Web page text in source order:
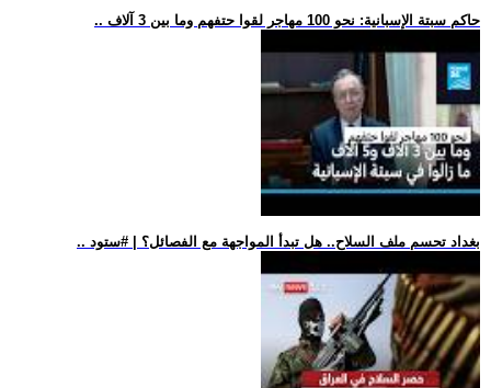
.. حاكم سبتة الإسبانية: نحو 100 مهاجر لقوا حتفهم وما بين 3 آلاف
.. بغداد تحسم ملف السلاح.. هل تبدأ المواجهة مع الفصائل؟ | #ستود